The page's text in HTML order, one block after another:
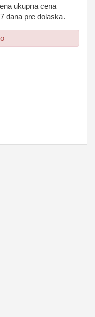
ukupna cena
dana pre dolaska.